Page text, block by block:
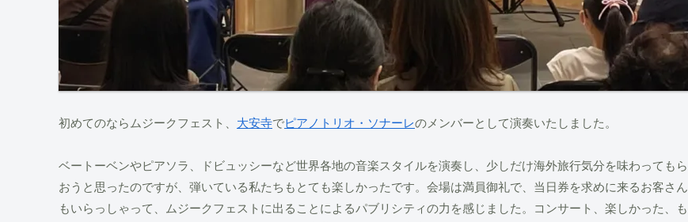
初めてのならムジークフェスト、 大安寺でピアノトリオ・ソナーレのメンバーとして演奏いたしました。
ベートーベンやピアソラ、ドビュッシーなど世界各地の音楽スタイルを演奏し、少しだけ海外旅行気分を味わってもら
おうと思ったのですが、弾いている私たちもとても楽しかったです。会場は満員御礼で、当日券を求めに来るお客さん
もいらっしゃって、ムジークフェストに出ることによるパブリシティの力を感じました。コンサート、楽しかった、も